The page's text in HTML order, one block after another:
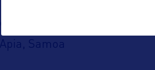
Fale
Samoa